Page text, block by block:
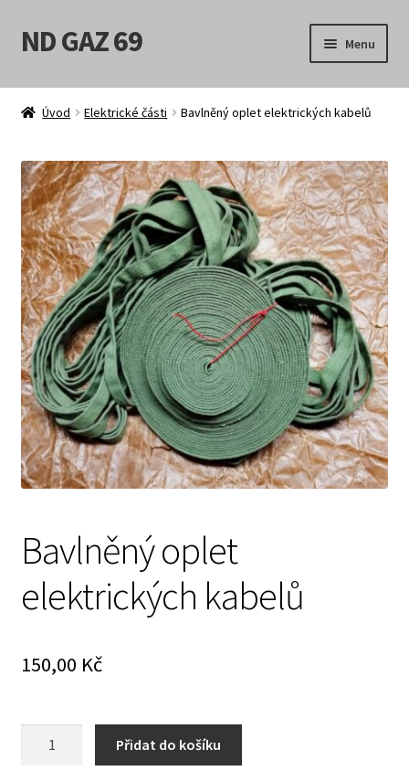
Přeskočit
na
Přejít
k
webu
ND GAZ 69 Menu
Úvodní stránka
Obchod
Košík
Pokladna
Možnosti doručení
Obchodní podmínky
Prodávající – kontaktní informace
Způsoby úhrady
Úvod Elektrické části Bavlněný oplet elektrických kabelů
Bavlněný oplet
elektrických kabelů
150,00 Kč
Přidat do košíku